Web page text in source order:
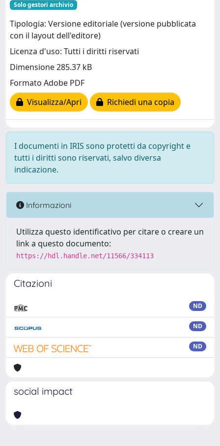
Solo gestori archivio
Tipologia: Versione editoriale (versione pubblicata
con il layout dell'editore)
Licenza d'uso: Tutti i diritti riservati
Dimensione 285.37 kB
Formato Adobe PDF
Visualizza/Apri
Richiedi una copia
I documenti in IRIS sono protetti da copyright e
tutti i diritti sono riservati, salvo diversa
indicazione.
Informazioni
Utilizza questo identificativo per citare o creare un
link a questo documento:
https://hdl.handle.net/11566/334113
Citazioni
ND
ND
ND
social impact